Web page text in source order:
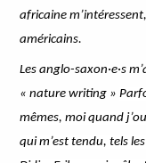
africaine
américains.
Les anglo-saxon·e·s
« nature writing »
mêmes, moi quand
qui m’est tendu, tels